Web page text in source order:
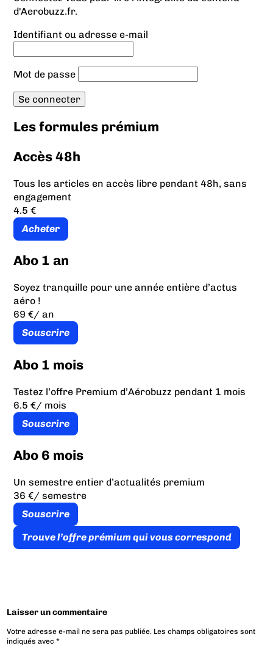
d'Aerobuzz.fr.
Identifiant ou adresse e-mail
Mot de passe
Les formules prémium
Accès 48h
Tous les articles en accès libre pendant 48h, sans
engagement
4.5 €
Acheter
Abo 1 an
Soyez tranquille pour une année entière d’actus
aéro !
69 €/ an
Souscrire
Abo 1 mois
Testez l’offre Premium d’Aérobuzz pendant 1 mois
6.5 €/ mois
Souscrire
Abo 6 mois
Un semestre entier d’actualités premium
36 €/ semestre
Souscrire
Trouve l’offre prémium qui vous correspond
Laisser un commentaire
Votre adresse e-mail ne sera pas publiée. Les champs obligatoires sont
indiqués avec*